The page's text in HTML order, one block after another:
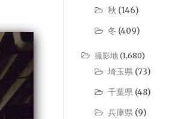
秋 (146)
冬 (409)
撮影地(1,680)
埼玉県 (73)
千葉県 (48)
兵庫県 (9)